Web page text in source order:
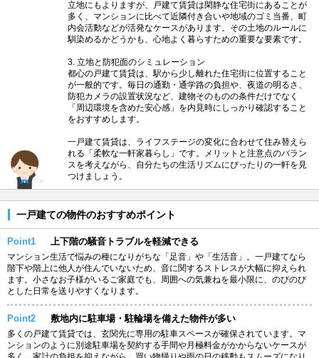
立地にもよりますが、戸建て賃貸は閑静な住宅街にあることが
多く、マンションに比べて近隣付き合いや地域のゴミ当番、町
内会活動などが活発なケースがあります。その土地のルールに
馴染めるかどうかも、心地よく暮らすための重要な要素です。
3. 立地と防犯面のシミュレーション
都心の戸建て賃貸は、駅から少し離れた住宅街に位置すること
が一般的です。毎日の通勤・通学路の負担や、夜道の明るさ、
防犯カメラの設置状況など、建物そのものの条件だけでなく
「周辺環境を含めた安心感」を内見時にしっかり確認すること
をおすすめします。
一戸建て賃貸は、ライフステージの変化に合わせて住み替えら
れる「柔軟な一軒家暮らし」です。メリットと注意点のバラン
スを考えながら、自分たちの生活リズムにぴったりの一軒を見
つけましょう。
一戸建ての物件のおすすめポイント
Point1 上下階の騒音トラブルを軽減できる
マンション生活で悩みの種になりがちな「足音」や「生活音」。一戸建てなら
階下や階上に他人が住んでいないため、音に関するストレスが大幅に抑えられ
ます。小さなお子様がいるご家庭でも、周囲への気兼ねを最小限に、のびのび
とした日常を送りやすくなります。
Point2 敷地内に駐車場・駐輪場を備えた物件が多い
多くの戸建て賃貸では、玄関先に専用の駐車スペースが確保されています。マ
ンションのように別途駐車場を契約する手間や月極料金がかからないケースが